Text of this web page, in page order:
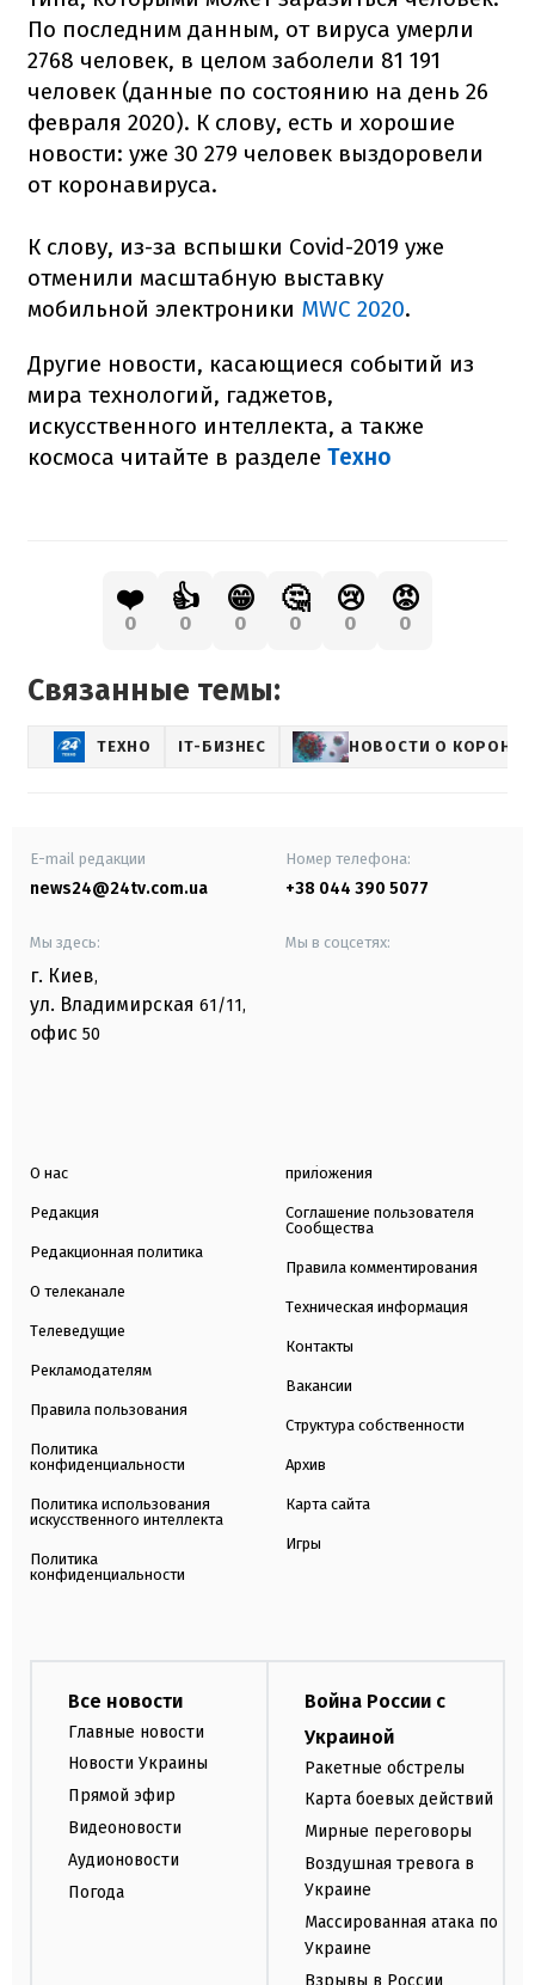
По последним данным, от вируса умерли
2768 человек, в целом заболели 81 191
человек (данные по состоянию на день 26
февраля 2020). К слову, есть и хорошие
новости: уже 30 279 человек выздоровели
от коронавируса.
К слову, из-за вспышки Covid-2019 уже
отменили масштабную выставку
мобильной электроники MWC 2020.
Другие новости, касающиеся событий из
мира технологий, гаджетов,
искусственного интеллекта, а также
космоса читайте в разделе Техно
❤️
0
👍
0
😁
0
🤔
0
😢
0
😡
0
Связанные темы:
ТЕХНО IT-БИЗНЕС НОВОСТИ О
E-mail редакции
news24@24tv.com.ua
Номер телефона:
+38 044 390 5077
Мы здесь:
г. Киев,
ул. Владимирская 61/11,
офис 50
Мы в соцсетях:
О нас
Редакция
Редакционная политика
О телеканале
Телеведущие
Рекламодателям
Правила пользования
Политика
конфиденциальности
Политика использования
искусственного интеллекта
Политика
конфиденциальности
приложения
Соглашение пользователя
Сообщества
Правила комментирования
Техническая информация
Контакты
Вакансии
Структура собственности
Архив
Карта сайта
Игры
Все новости
Главные новости
Новости Украины
Прямой эфир
Видеоновости
Аудионовости
Погода
Война России с
Украиной
Ракетные обстрелы
Карта боевых действий
Мирные переговоры
Воздушная тревога в
Украине
Массированная атака по
Украине
Взрывы в России